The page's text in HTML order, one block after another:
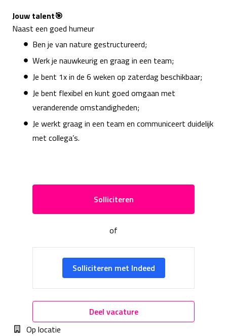
Jouw talent🎯
Naast een goed humeur
Ben je van nature gestructureerd;
Werk je nauwkeurig en graag in een team;
Je bent 1x in de 6 weken op zaterdag beschikbaar;
Je bent flexibel en kunt goed omgaan met
veranderende omstandigheden;
Je werkt graag in een team en communiceert duidelijk
met collega’s.
Solliciteren
of
Solliciteren met Indeed
Deel vacature
Op locatie